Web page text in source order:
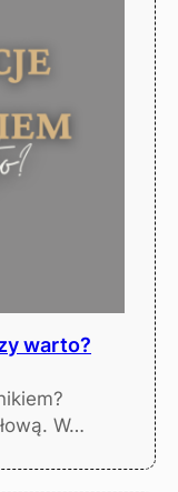
warto?
W…